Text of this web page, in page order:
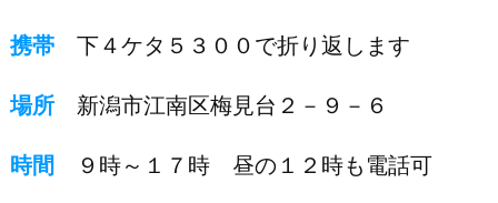
携帯 下４ケタ５３００で折り返します
場所 新潟市江南区梅見台２－９－６
時間 ９時～１７時 昼の１２時も電話可